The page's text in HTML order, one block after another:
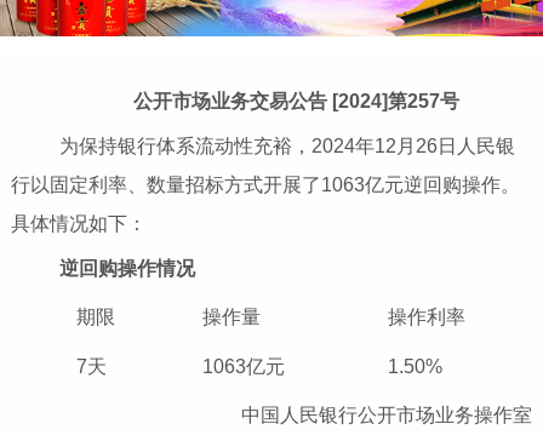
公开市场业务交易公告 [2024]第257号
为保持银行体系流动性充裕，2024年12月26日人民银
行以固定利率、数量招标方式开展了1063亿元逆回购操作。
具体情况如下：
逆回购操作情况
期限 操作量 操作利率
7天 1063亿元 1.50%
中国人民银行公开市场业务操作室